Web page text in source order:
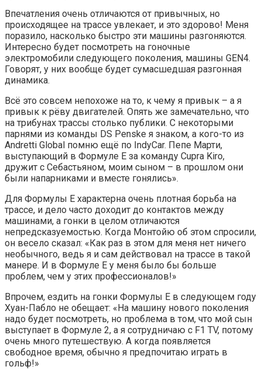
Впечатления очень отличаются от привычных, но
происходящее на трассе увлекает, и это здорово! Меня
поразило, насколько быстро эти машины разгоняются.
Интересно будет посмотреть на гоночные
электромобили следующего поколения, машины GEN4.
Говорят, у них вообще будет сумасшедшая разгонная
динамика.
Всё это совсем непохоже на то, к чему я привык – а я
привык к рёву двигателей. Опять же замечательно, что
на трибунах трассы столько публики. С некоторыми
парнями из команды DS Penske я знаком, а кого-то из
Andretti Global помню ещё по IndyCar. Пепе Марти,
выступающий в Формуле E за команду Cupra Kiro,
дружит с Себастьяном, моим сыном – в прошлом они
были напарниками и вместе гонялись».
Для Формулы E характерна очень плотная борьба на
трассе, и дело часто доходит до контактов между
машинами, а гонки в целом отличаются
непредсказуемостью. Когда Монтойю об этом спросили,
он весело сказал: «Как раз в этом для меня нет ничего
необычного, ведь я и сам действовал на трассе в такой
манере. И в Формуле E у меня было бы больше
проблем, чем у этих профессионалов!»
Впрочем, ездить на гонки Формулы E в следующем году
Хуан-Пабло не обещает: «На машину нового поколения
надо будет посмотреть, но проблема в том, что мой сын
выступает в Формуле 2, а я сотрудничаю с F1 TV, потому
очень много путешествую. А когда появляется
свободное время, обычно я предпочитаю играть в
гольф!»